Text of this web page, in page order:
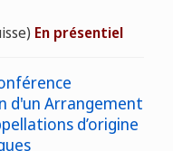
En présentiel
d'un Arrangement
d’origine